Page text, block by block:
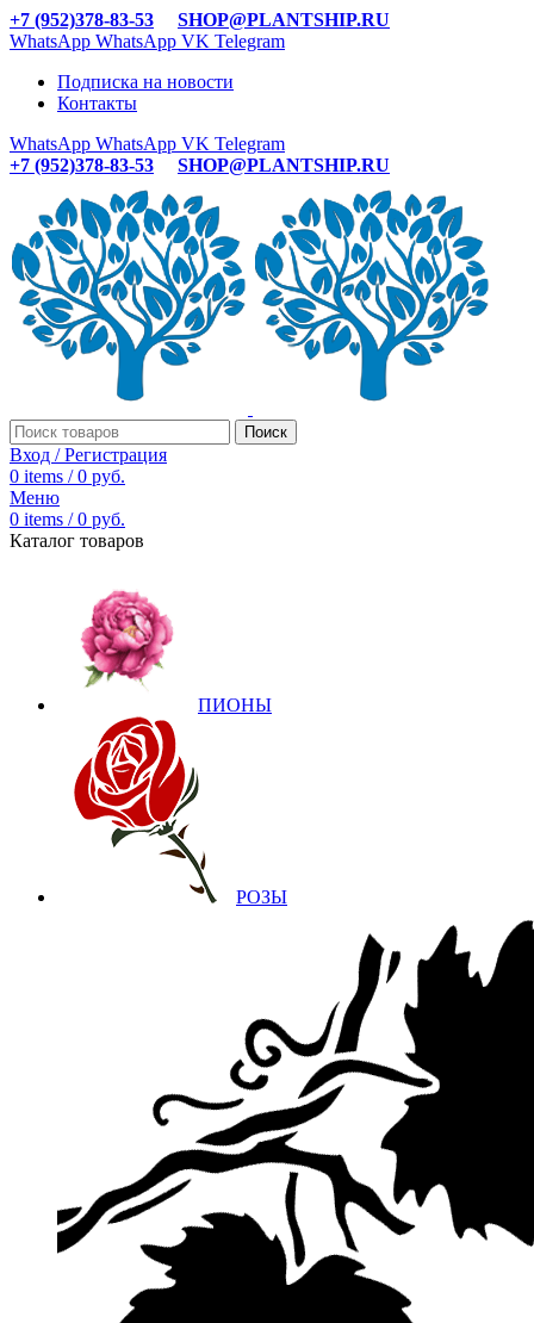
+7 (952)378-83-53
SHOP@PLANTSHIP.RU
WhatsApp WhatsApp VK Telegram
Подписка на новости
Контакты
WhatsApp WhatsApp VK Telegram
+7 (952)378-83-53
SHOP@PLANTSHIP.RU
Поиск
Вход / Регистрация
0 items / 0 руб.
Меню
0 items / 0 руб.
Каталог товаров
ПИОНЫ
РОЗЫ